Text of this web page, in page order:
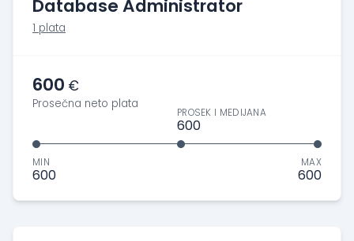
Database Administrator
1 plata
600 €
Prosečna neto plata
MIN
600
PROSEK I MEDIJANA
600
MAX
600